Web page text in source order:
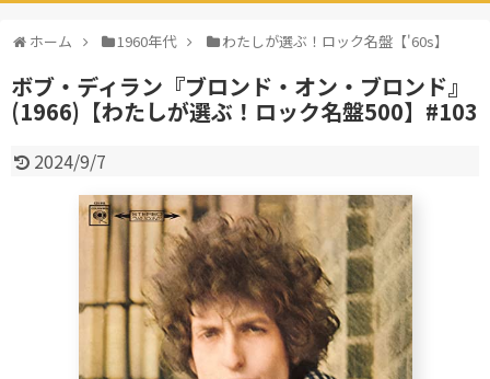
ホーム 1960年代 わたしが選ぶ！ロック名盤【'60s】
ボブ・ディラン『ブロンド・オン・ブロンド』
(1966)【わたしが選ぶ！ロック名盤500】#103
2024/9/7